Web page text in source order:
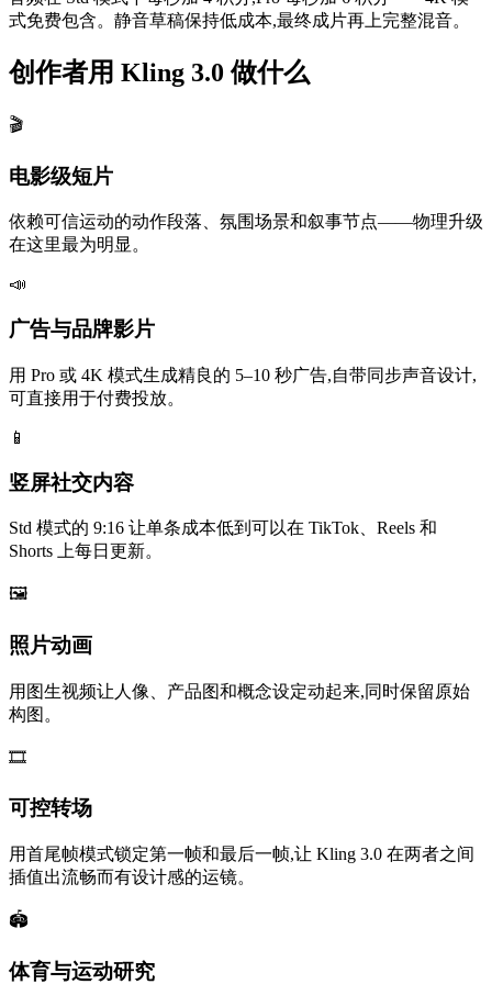
式免费包含。静音草稿保持低成本,最终成片再上完整混音。
创作者用 Kling 3.0 做什么
🎬
电影级短片
依赖可信运动的动作段落、氛围场景和叙事节点——物理升级
在这里最为明显。
📣
广告与品牌影片
用 Pro 或 4K 模式生成精良的 5–10 秒广告,自带同步声音设计,
可直接用于付费投放。
📱
竖屏社交内容
Std 模式的 9:16 让单条成本低到可以在 TikTok、Reels 和
Shorts 上每日更新。
🖼️
照片动画
用图生视频让人像、产品图和概念设定动起来,同时保留原始
构图。
🎞️
可控转场
用首尾帧模式锁定第一帧和最后一帧,让 Kling 3.0 在两者之间
插值出流畅而有设计感的运镜。
🏟️
体育与运动研究